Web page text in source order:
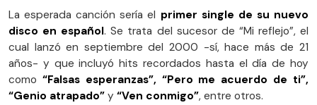
La esperada canción sería el primer single de su nuevo
disco en español. Se trata del sucesor de “Mi reflejo”, el
cual lanzó en septiembre del 2000 -sí, hace más de 21
años- y que incluyó hits recordados hasta el día de hoy
como “Falsas esperanzas”, “Pero me acuerdo de ti”,
“Genio atrapado” y “Ven conmigo”, entre otros.